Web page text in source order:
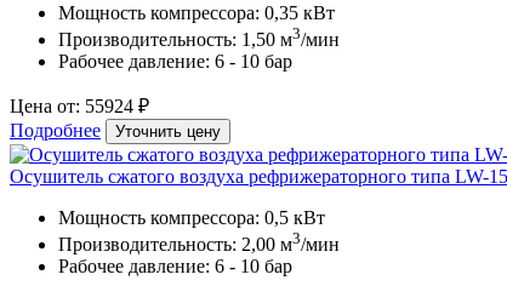
Мощность компрессора: 0,35 кВт
Производительность: 1,50 м3/мин
Рабочее давление: 6 - 10 бар
Цена от: 55924 ₽
Подробнее
Уточнить цену
Осушитель сжатого воздуха рефрижераторного типа LW-
Мощность компрессора: 0,5 кВт
Производительность: 2,00 м3/мин
Рабочее давление: 6 - 10 бар